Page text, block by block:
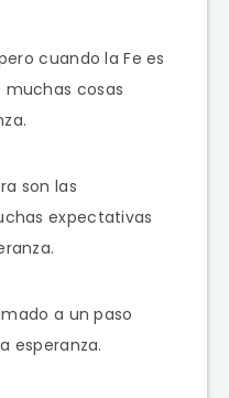
cuando la Fe es
cosas
son las
expectativas
a un paso
esperanza.